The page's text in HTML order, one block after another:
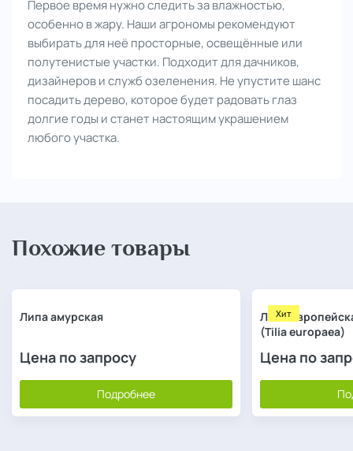
Первое время нужно следить за влажностью,
особенно в жару. Наши агрономы рекомендуют
выбирать для неё просторные, освещённые или
полутенистые участки. Подходит для дачников,
дизайнеров и служб озеленения. Не упустите шанс
посадить дерево, которое будет радовать глаз
долгие годы и станет настоящим украшением
любого участка.
Похожие товары
Липа амурская
Цена по запросу
Подробнее
Хит
Липа
(Tilia europaea)
Цена по